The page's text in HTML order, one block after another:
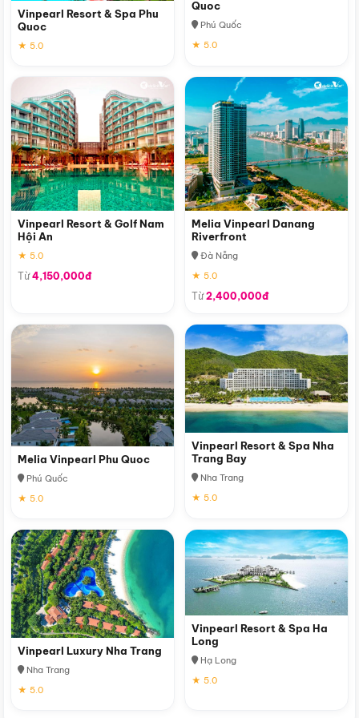
Vinpearl Resort & Spa Phu
Quoc
★ 5.0
Quoc
Phú Quốc
★ 5.0
Vinpearl Resort & Golf Nam
Hội An
★ 5.0
Từ4,150,000đ
Melia Vinpearl Danang
Riverfront
Đà Nẵng
★ 5.0
Từ2,400,000đ
Melia Vinpearl Phu Quoc
Phú Quốc
★ 5.0
Vinpearl Resort & Spa Nha
Trang Bay
Nha Trang
★ 5.0
Vinpearl Luxury Nha Trang
Nha Trang
★ 5.0
Vinpearl Resort & Spa Ha
Long
Hạ Long
★ 5.0